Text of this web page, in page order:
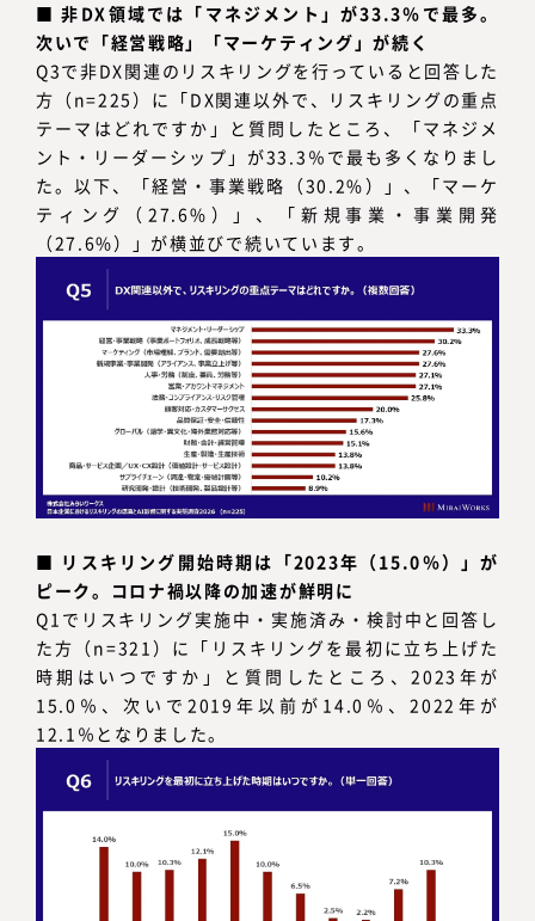
■非DX領域では「マネジメント」が33.3％で最多。
次いで「経営戦略」「マーケティング」が続く
Q3で非DX関連のリスキリングを行っていると回答した
方（n=225）に「DX関連以外で、リスキリングの重点
テーマはどれですか」と質問したところ、「マネジメ
ント・リーダーシップ」が33.3％で最も多くなりまし
た。以下、「経営・事業戦略（30.2%）」、「マーケ
ティング（27.6%）」、「新規事業・事業開発
（27.6%）」が横並びで続いています。
■ リスキリング開始時期は「2023年（15.0％）」が
ピーク。コロナ禍以降の加速が鮮明に
Q1でリスキリング実施中・実施済み・検討中と回答し
た方（n=321）に「リスキリングを最初に立ち上げた
時期はいつですか」と質問したところ、2023年が
15.0％、次いで2019年以前が14.0％、2022年が
12.1％となりました。